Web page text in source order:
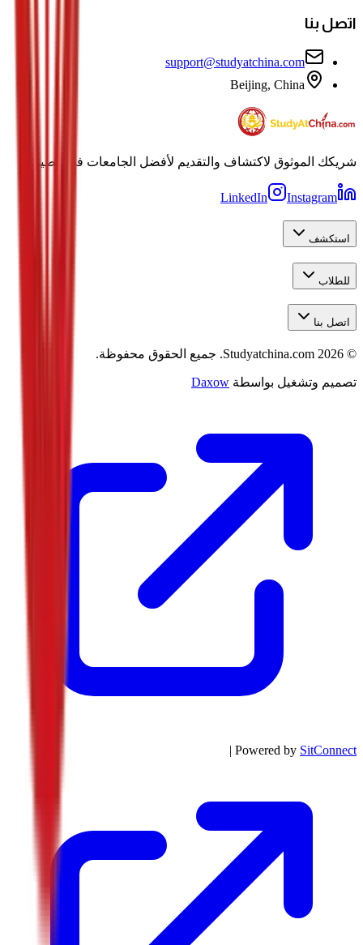
اتصل بنا
support@studyatchina.com
Beijing, China
شريكك الموثوق لاكتشاف والتقديم لأفضل الجامعات في الصين.
LinkedIn Instagram
استكشف
للطلاب
اتصل بنا
©
2026 جميع الحقوق محفوظة.
تصميم وتشغيل بواسطة Daxow
| Powered by SitConnect